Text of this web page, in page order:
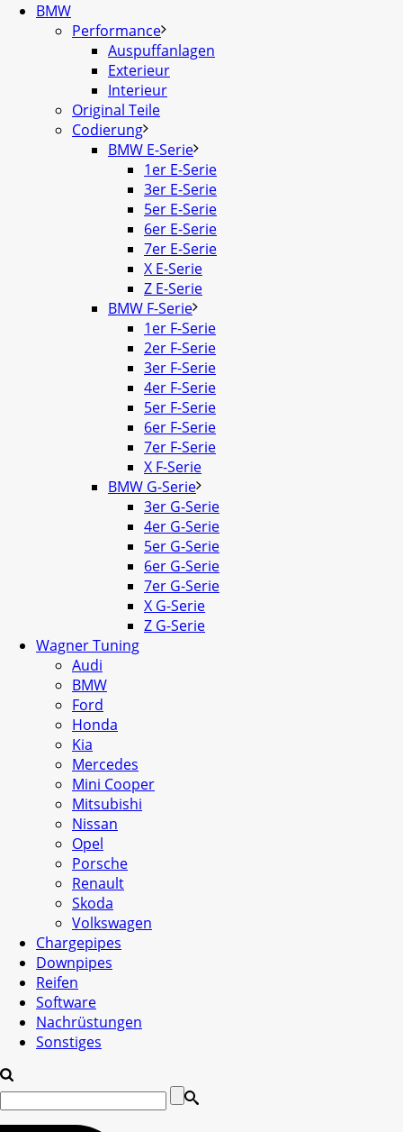
BMW
Performance
Auspuffanlagen
Exterieur
Interieur
Original Teile
Codierung
BMW E-Serie
1er E-Serie
3er E-Serie
5er E-Serie
6er E-Serie
7er E-Serie
X E-Serie
Z E-Serie
BMW F-Serie
1er F-Serie
2er F-Serie
3er F-Serie
4er F-Serie
5er F-Serie
6er F-Serie
7er F-Serie
X F-Serie
BMW G-Serie
3er G-Serie
4er G-Serie
5er G-Serie
6er G-Serie
7er G-Serie
X G-Serie
Z G-Serie
Wagner Tuning
Audi
BMW
Ford
Honda
Kia
Mercedes
Mini Cooper
Mitsubishi
Nissan
Opel
Porsche
Renault
Skoda
Volkswagen
Chargepipes
Downpipes
Reifen
Software
Nachrüstungen
Sonstiges